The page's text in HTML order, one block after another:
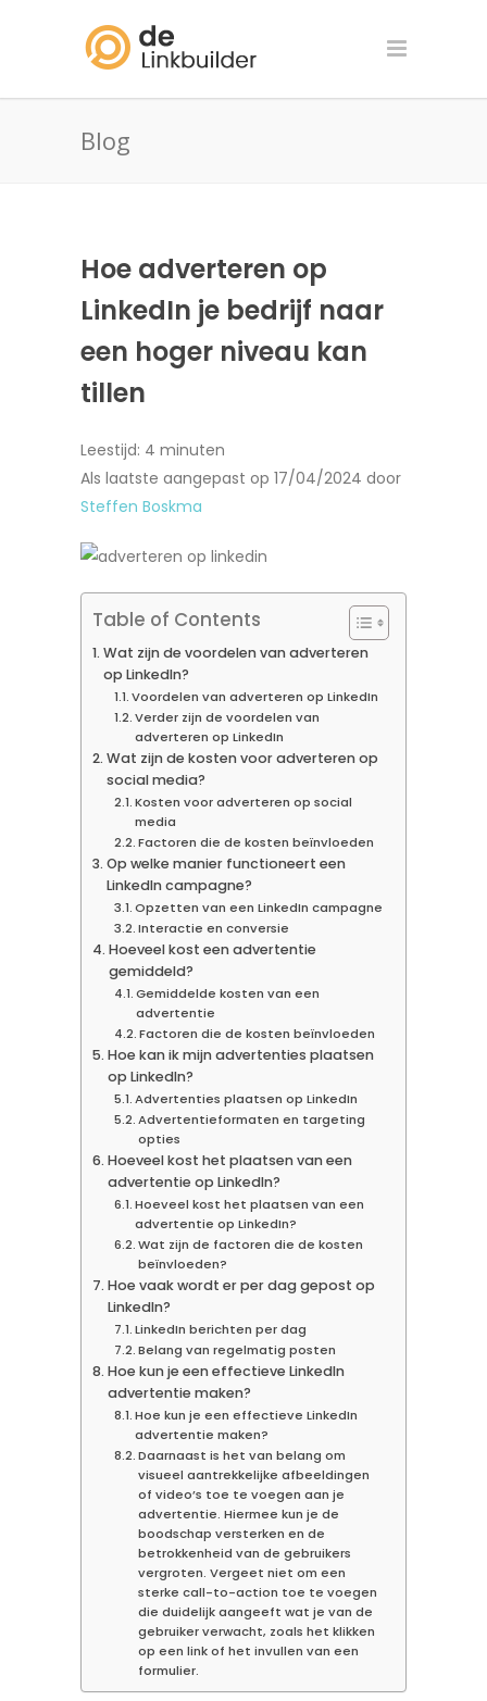
Blog
Hoe adverteren op
LinkedIn je bedrijf naar
een hoger niveau kan
tillen
Leestijd: 4 minuten
Als laatste aangepast op 17/04/2024 door
Steffen Boskma
Table of Contents
Wat zijn de voordelen van adverteren
op LinkedIn?
Voordelen van adverteren op LinkedIn
Verder zijn de voordelen van
adverteren op LinkedIn
Wat zijn de kosten voor adverteren op
social media?
Kosten voor adverteren op social
media
Factoren die de kosten beïnvloeden
Op welke manier functioneert een
LinkedIn campagne?
Opzetten van een LinkedIn campagne
Interactie en conversie
Hoeveel kost een advertentie
gemiddeld?
Gemiddelde kosten van een
advertentie
Factoren die de kosten beïnvloeden
Hoe kan ik mijn advertenties plaatsen
op LinkedIn?
Advertenties plaatsen op LinkedIn
Advertentieformaten en targeting
opties
Hoeveel kost het plaatsen van een
advertentie op LinkedIn?
Hoeveel kost het plaatsen van een
advertentie op LinkedIn?
Wat zijn de factoren die de kosten
beïnvloeden?
Hoe vaak wordt er per dag gepost op
LinkedIn?
LinkedIn berichten per dag
Belang van regelmatig posten
Hoe kun je een effectieve LinkedIn
advertentie maken?
Hoe kun je een effectieve LinkedIn
advertentie maken?
Daarnaast is het van belang om
visueel aantrekkelijke afbeeldingen
of video’s toe te voegen aan je
advertentie. Hiermee kun je de
boodschap versterken en de
betrokkenheid van de gebruikers
vergroten. Vergeet niet om een
sterke call-to-action toe te voegen
die duidelijk aangeeft wat je van de
gebruiker verwacht, zoals het klikken
op een link of het invullen van een
formulier.